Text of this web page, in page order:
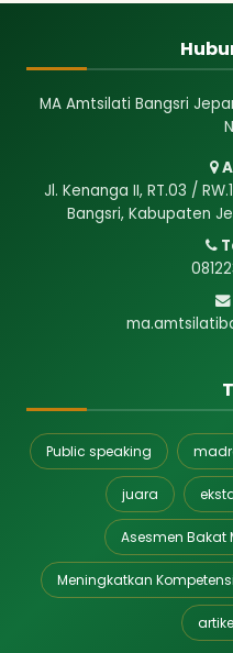
MA Amtsilati Bangsri
Jl. Kenanga II, RT.03 /
Bangsri, Kabupaten
Public speaking
juara
Asesmen Bakat
Meningkatkan